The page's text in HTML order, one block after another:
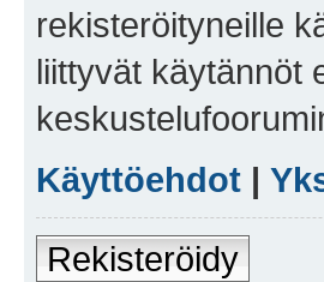
rekisteröityneille
liittyvät käytännöt
Käyttöehdot |
Rekisteröidy